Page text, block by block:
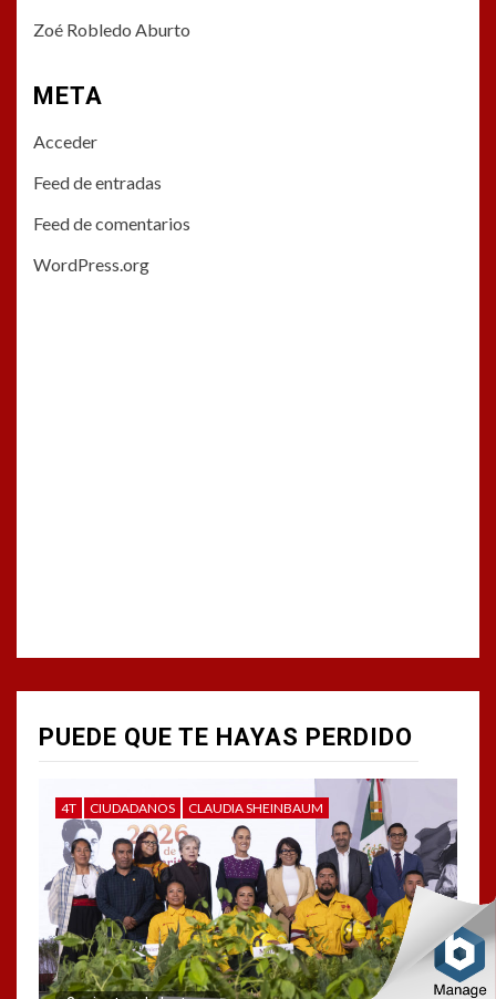
Zoé Robledo Aburto
META
Acceder
Feed de entradas
Feed de comentarios
WordPress.org
PUEDE QUE TE HAYAS PERDIDO
4T CIUDADANOS CLAUDIA SHEINBAUM